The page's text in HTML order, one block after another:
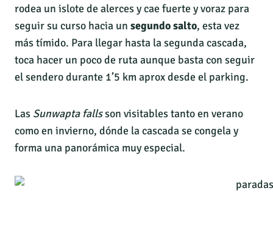
rodea un islote de alerces y cae fuerte y voraz para
seguir su curso hacia un segundo salto, esta vez
más tímido. Para llegar hasta la segunda cascada,
toca hacer un poco de ruta aunque basta con seguir
el sendero durante 1’5 km aprox desde el parking.
Las Sunwapta fallsson visitables tanto en verano
como en invierno, dónde la cascada se congela y
forma una panorámica muy especial.